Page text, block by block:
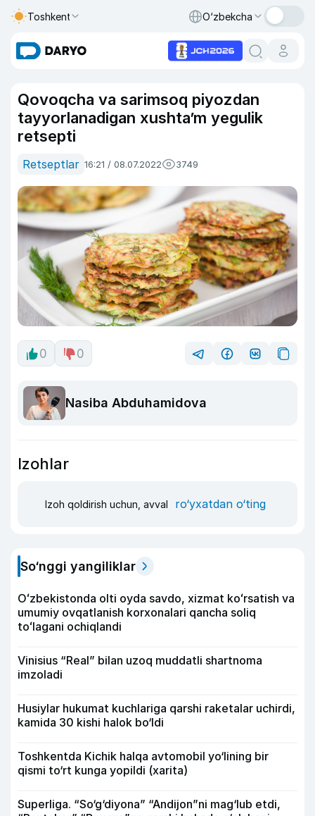
Toshkent O‘zbekcha
Qovoqcha va sarimsoq piyozdan
tayyorlanadigan xushta’m yegulik
retsepti
Retseptlar 16:21 / 08.07.2022 3749
0 0
Nasiba Abduhamidova
Izohlar
Izoh qoldirish uchun, avval ro‘yxatdan o‘ting
So‘nggi yangiliklar
Oʻzbekistonda olti oyda savdo, xizmat koʻrsatish va
umumiy ovqatlanish korxonalari qancha soliq
toʻlagani ochiqlandi
Vinisius “Real” bilan uzoq muddatli shartnoma
imzoladi
Husiylar hukumat kuchlariga qarshi raketalar uchirdi,
kamida 30 kishi halok bo‘ldi
Toshkentda Kichik halqa avtomobil yo‘lining bir
qismi to‘rt kunga yopildi (xarita)
Superliga. “So‘g‘diyona” “Andijon”ni mag‘lub etdi,